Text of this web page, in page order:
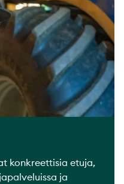
konkreettisia etuja,
ja